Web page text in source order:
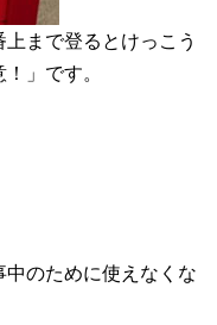
まで登るとけっこう
」です。
のために使えなくな